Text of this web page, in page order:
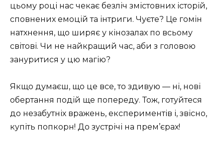
цьому році нас чекає безліч змістовних історій,
сповнених емоцій та інтриги. Чуєте? Це гомін
натхнення, що ширяє у кінозалах по всьому
світові. Чи не найкращий час, аби з головою
зануритися у цю магію?
Якщо думаєш, що це все, то здивую — ні, нові
обертання подій ще попереду. Тож, готуйтеся
до незабутніх вражень, експериментів і, звісно,
купіть попкорн! До зустрічі на прем’єрах!